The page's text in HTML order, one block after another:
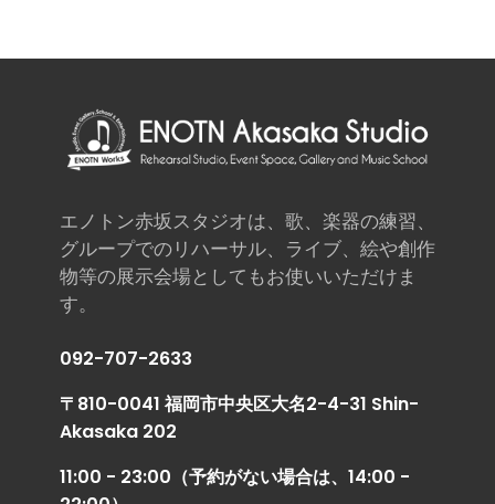
エノトン赤坂スタジオは、歌、楽器の練習、
グループでのリハーサル、ライブ、絵や創作
物等の展示会場としてもお使いいただけま
す。
092-707-2633
〒810-0041 福岡市中央区大名2-4-31 Shin-
Akasaka 202
11:00 - 23:00（予約がない場合は、14:00 -